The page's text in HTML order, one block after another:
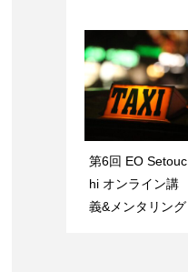
第6回 EO Setouc
hi オンライン講
義&メンタリング
SCC講義 Day ９
最終発表・修了式